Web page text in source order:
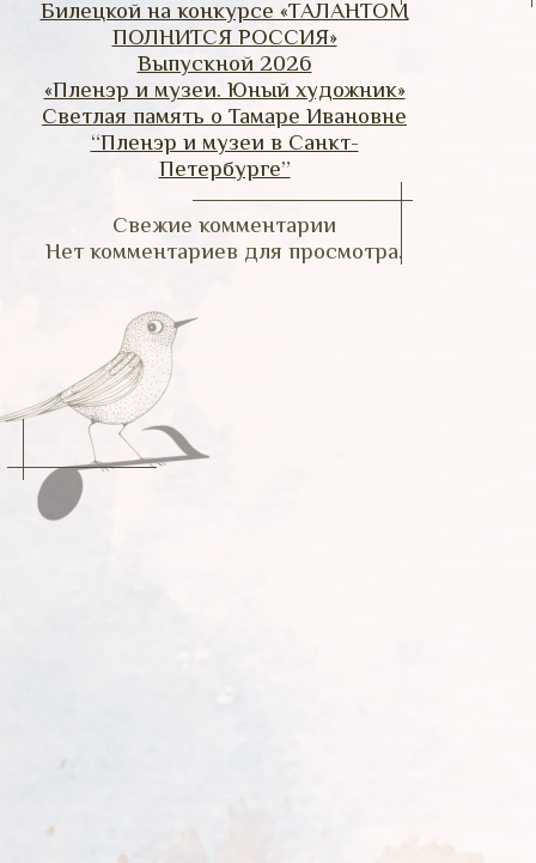
Билецкой на конкурсе «ТАЛАНТОМ
ПОЛНИТСЯ РОССИЯ»
Выпускной 2026
«Пленэр и музеи. Юный художник»
Светлая память о Тамаре Ивановне
“Пленэр и музеи в Санкт-
Петербурге”
Свежие комментарии
Нет комментариев для просмотра.